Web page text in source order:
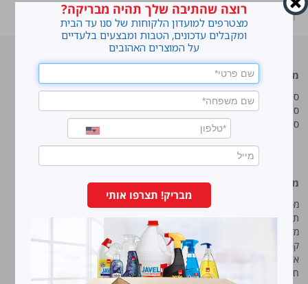
ראשי Shop
»ריצפז פרש הום
סנו מפעלי ברונוס בע“מ
החרש 11 נוה נאמן, הוד השרון
טל:
פקס:09-7473233
מוצרים מובילים
סנו ז'אוול סופר ג'ל
סנו ז'אוול קצף ניקוי
סנו ז'אוול אבקת ניקוי
לנקות חלונות עם חיוך
עושים סדר בארון הנעליים
טיפים והמלצות מקצועיות לשימוש
מידע נוסף
מפת אתר
תנאי שימוש באתר
מדיניות ופרטיות
קוד אתי
איכות, בטיחות וסביבה
חוק שכר שווה
רוצה שהתיבה שלך תהיה מבריקה?
מצטרפים למועדון הלקוחות של סנו עד הבית
ומקבלים עדכונים, הטבות ומבצעים בלעדיים
על המוצרים האהובים
מבריק! תצרפו אותי